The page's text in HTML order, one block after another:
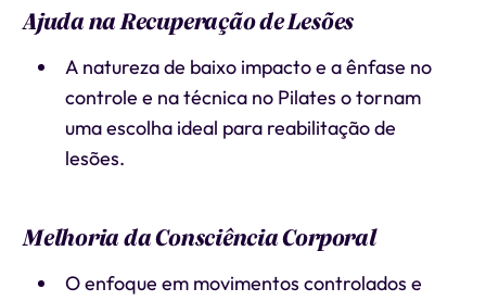
Ajuda na Recuperação de Lesões
A natureza de baixo impacto e a ênfase no
controle e na técnica no Pilates o tornam
uma escolha ideal para reabilitação de
lesões.
Melhoria da Consciência Corporal
O enfoque em movimentos controlados e